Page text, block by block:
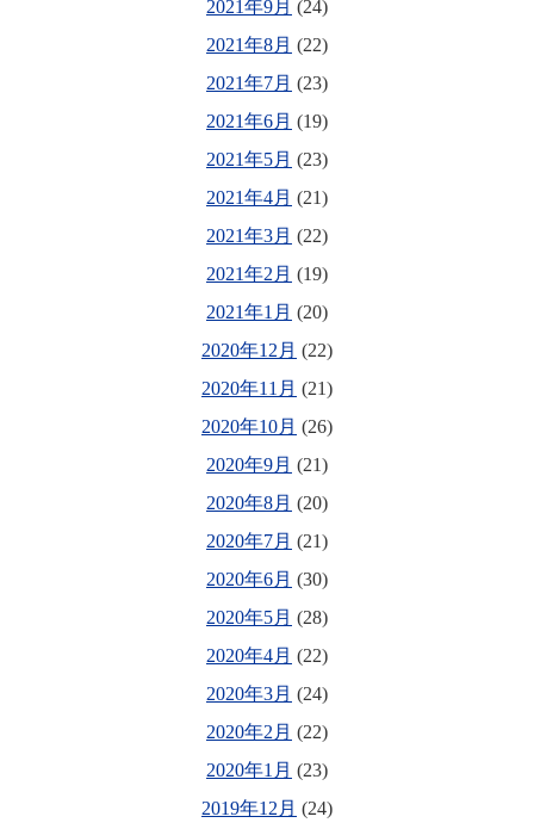
2021年9月 (24)
2021年8月 (22)
2021年7月 (23)
2021年6月 (19)
2021年5月 (23)
2021年4月 (21)
2021年3月 (22)
2021年2月 (19)
2021年1月 (20)
2020年12月 (22)
2020年11月 (21)
2020年10月 (26)
2020年9月 (21)
2020年8月 (20)
2020年7月 (21)
2020年6月 (30)
2020年5月 (28)
2020年4月 (22)
2020年3月 (24)
2020年2月 (22)
2020年1月 (23)
2019年12月 (24)